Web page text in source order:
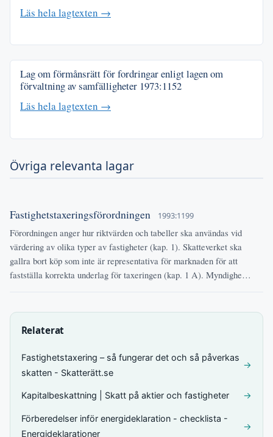
Läs hela lagtexten →
Lag om förmånsrätt för fordringar enligt lagen om
förvaltning av samfälligheter 1973:1152
Läs hela lagtexten →
Övriga relevanta lagar
Fastighetstaxeringsförordningen 1993:1199
Förordningen anger hur riktvärden och tabeller ska användas vid
värdering av olika typer av fastigheter (kap. 1). Skatteverket ska
gallra bort köp som inte är representativa för marknaden för att
fastställa korrekta underlag för taxeringen (kap. 1 A). Myndighe…
Relaterat
Fastighetstaxering – så fungerar det och så påverkas
skatten - Skatterätt.se
→
Kapitalbeskattning | Skatt på aktier och fastigheter →
Förberedelser inför energideklaration - checklista -
Energideklarationer
→